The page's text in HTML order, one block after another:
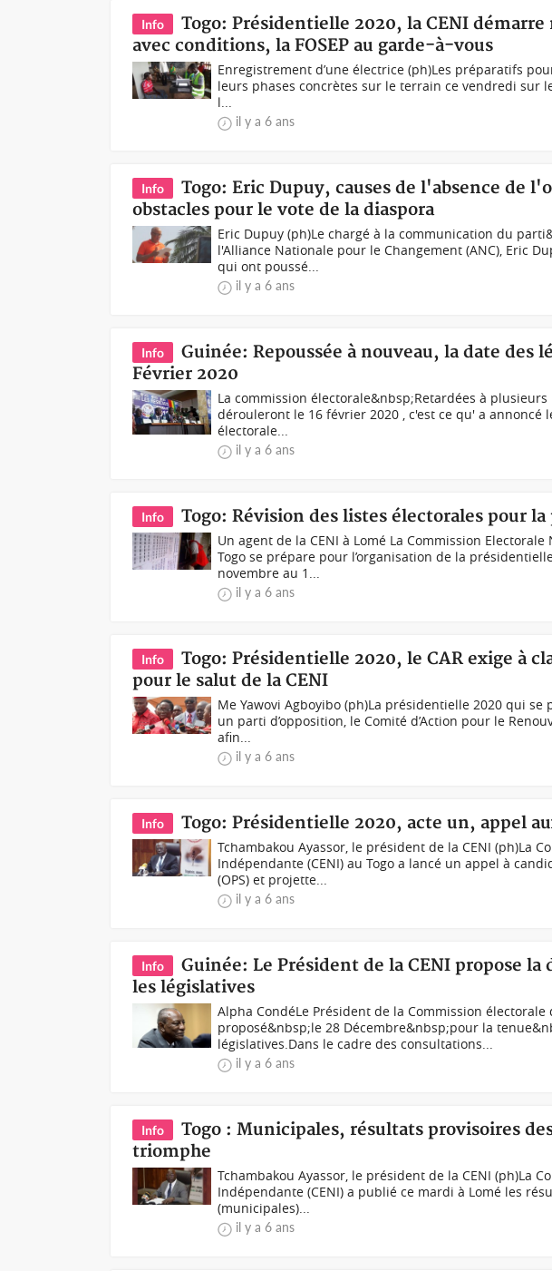
Info
Togo: Présidentielle 2020, la CENI
avec conditions, la FOSEP au garde-à-vous
Enregistrement d’une électrice (ph)Les préparatifs
leurs phases concrètes sur le terrain ce vendredi sur
l...
il y a 6 ans
Info
Togo: Eric Dupuy, causes de l'absence de
obstacles pour le vote de la diaspora
Eric Dupuy (ph)Le chargé à la communication du
l'Alliance Nationale pour le Changement (ANC), Eric
qui ont poussé...
il y a 6 ans
Info
Guinée: Repoussée à nouveau, la date des
Février 2020
La commission électorale&nbsp;Retardées à
dérouleront le 16 février 2020 , c'est ce qu' a annoncé
électorale...
il y a 6 ans
Info Togo: Révision des listes électorales pour
Un agent de la CENI à Lomé La Commission
Togo se prépare pour l’organisation de la
novembre au 1...
il y a 6 ans
Info
Togo: Présidentielle 2020, le CAR exige à
pour le salut de la CENI
Me Yawovi Agboyibo (ph)La présidentielle 2020 qui se
un parti d’opposition, le Comité d’Action pour le
afin...
il y a 6 ans
Info Togo: Présidentielle 2020, acte un, appel
Tchambakou Ayassor, le président de la CENI (ph)La
Indépendante (CENI) au Togo a lancé un appel à
(OPS) et projette...
il y a 6 ans
Info
Guinée: Le Président de la CENI propose la
les législatives
Alpha CondéLe Président de la Commission électorale
proposé&nbsp;le 28 Décembre&nbsp;pour la
législatives.Dans le cadre des consultations...
il y a 6 ans
Info
Togo : Municipales, résultats provisoires
triomphe
Tchambakou Ayassor, le président de la CENI (ph)La
Indépendante (CENI) a publié ce mardi à Lomé les
(municipales)...
il y a 6 ans